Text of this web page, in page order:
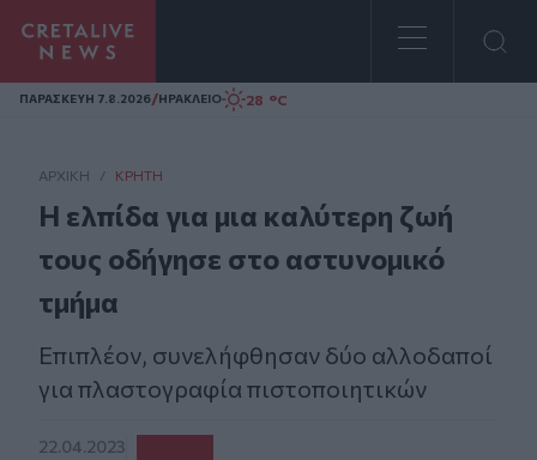
Homepage
ΠΑΡΑΣΚΕΥΗ 7.8.2026/ΗΡΑΚΛΕΙΟ 28 °C
ΑΡΧΙΚΗ / ΚΡΉΤΗ
Η ελπίδα για μια καλύτερη ζωή
τους οδήγησε στο αστυνομικό
τμήμα
Επιπλέον, συνελήφθησαν δύο αλλοδαποί
για πλαστογραφία πιστοποιητικών
22.04.2023